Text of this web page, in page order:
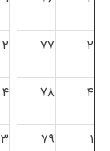
۲ ۷۷ ۲
۴ ۷۸ ۴
۱ ۷۹ ۳